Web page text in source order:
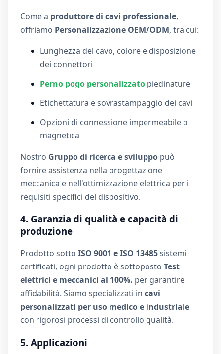
Come a produttore di cavi professionale,
offriamo Personalizzazione OEM/ODM, tra cui:
Lunghezza del cavo, colore e disposizione
dei connettori
Perno pogo personalizzato piedinature
Etichettatura e sovrastampaggio dei cavi
Opzioni di connessione impermeabile o
magnetica
Nostro Gruppo di ricerca e sviluppo può
fornire assistenza nella progettazione
meccanica e nell'ottimizzazione elettrica per i
requisiti specifici del dispositivo.
4. Garanzia di qualità e capacità di
produzione
Prodotto sotto ISO 9001 e ISO 13485sistemi
certificati, ogni prodotto è sottoposto Test
elettrici e meccanici al 100%. per garantire
affidabilità. Siamo specializzati in cavi
personalizzati per uso medico e industriale
con rigorosi processi di controllo qualità.
5. Applicazioni